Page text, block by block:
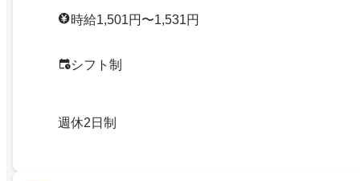
時給1,501円〜1,531円
シフト制
週休2日制